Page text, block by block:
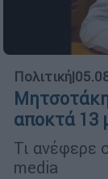
Πολιτική|
αποκτά 13
Τι ανέφερε
media